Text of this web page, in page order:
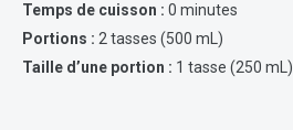
Temps de cuisson :0 minutes
Portions : 2 tasses (500 mL)
Taille d’une portion : 1 tasse (250 mL)